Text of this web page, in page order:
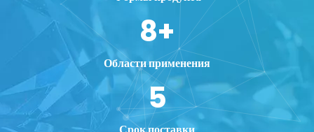
8+
Области применения
5